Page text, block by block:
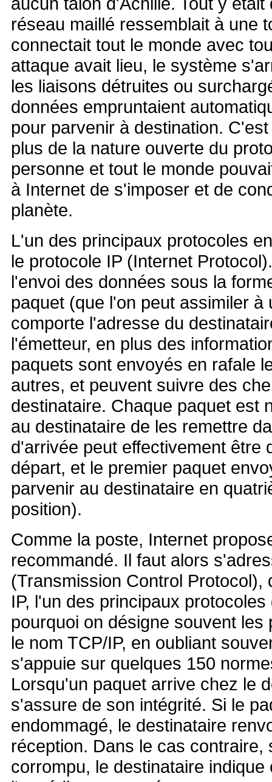
réseau maillé ressemblait à une
connectait tout le monde avec
attaque avait lieu, le système
les liaisons détruites ou
données empruntaient
pour parvenir à destination.
plus de la nature ouverte du
personne et tout le monde
à Internet de s'imposer et de
planète.
L'un des principaux protocoles
le protocole IP (Internet
l'envoi des données sous la
paquet (que l'on peut assimiler à
comporte l'adresse du
l'émetteur, en plus des
paquets sont envoyés en rafale
autres, et peuvent suivre des
destinataire. Chaque paquet est
au destinataire de les remettre
d'arrivée peut effectivement être
départ, et le premier paquet
parvenir au destinataire en
position).
Comme la poste, Internet
recommandé. Il faut alors
(Transmission Control Protocol),
IP, l'un des principaux
pourquoi on désigne souvent
le nom TCP/IP, en oubliant
s'appuie sur quelques 150
Lorsqu'un paquet arrive chez le
s'assure de son intégrité. Si le
endommagé, le destinataire
réception. Dans le cas contraire,
corrompu, le destinataire indique